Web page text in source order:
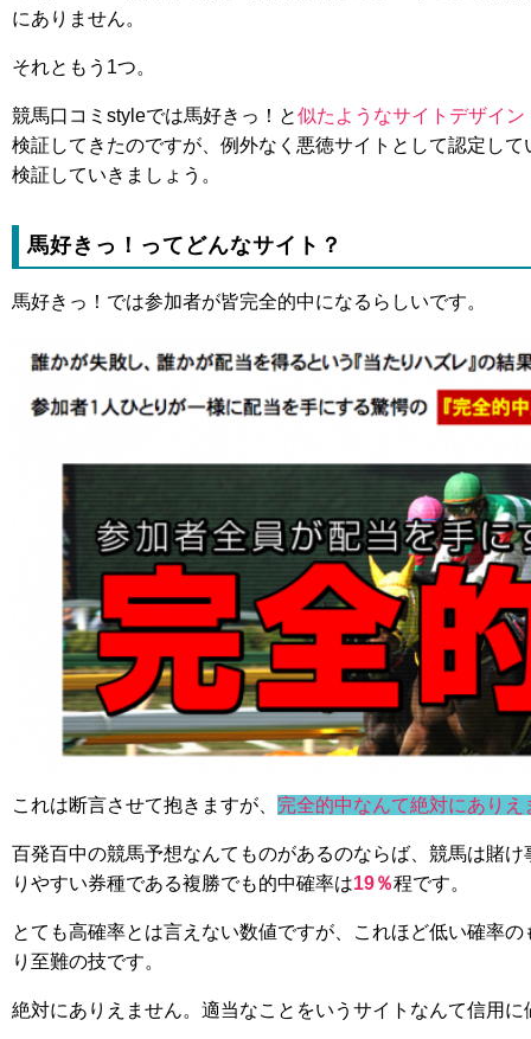
にありません。
それともう1つ。
競馬口コミstyleでは馬好きっ！と似たようなサイトデザイン
検証してきたのですが、例外なく悪徳サイトとして認定し
検証していきましょう。
馬好きっ！ってどんなサイト？
馬好きっ！では参加者が皆完全的中になるらしいです。
これは断言させて抱きますが、 完全的中なんて絶対にありえ
百発百中の競馬予想なんてものがあるのならば、競馬は賭
りやすい券種である複勝でも的中確率は19％程です。
とても高確率とは言えない数値ですが、これほど低い確率
り至難の技です。
絶対にありえません。適当なことをいうサイトなんて信用に